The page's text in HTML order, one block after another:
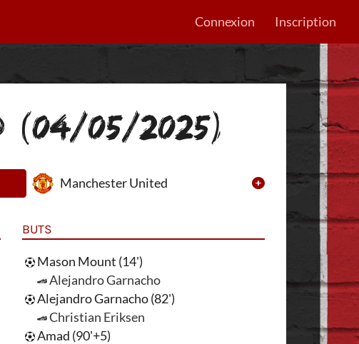
Connexion Inscription
(04/05/2025)
Manchester United
BUTS
Mason Mount (14')
Alejandro Garnacho
Alejandro Garnacho (82')
Christian Eriksen
Amad (90'+5)